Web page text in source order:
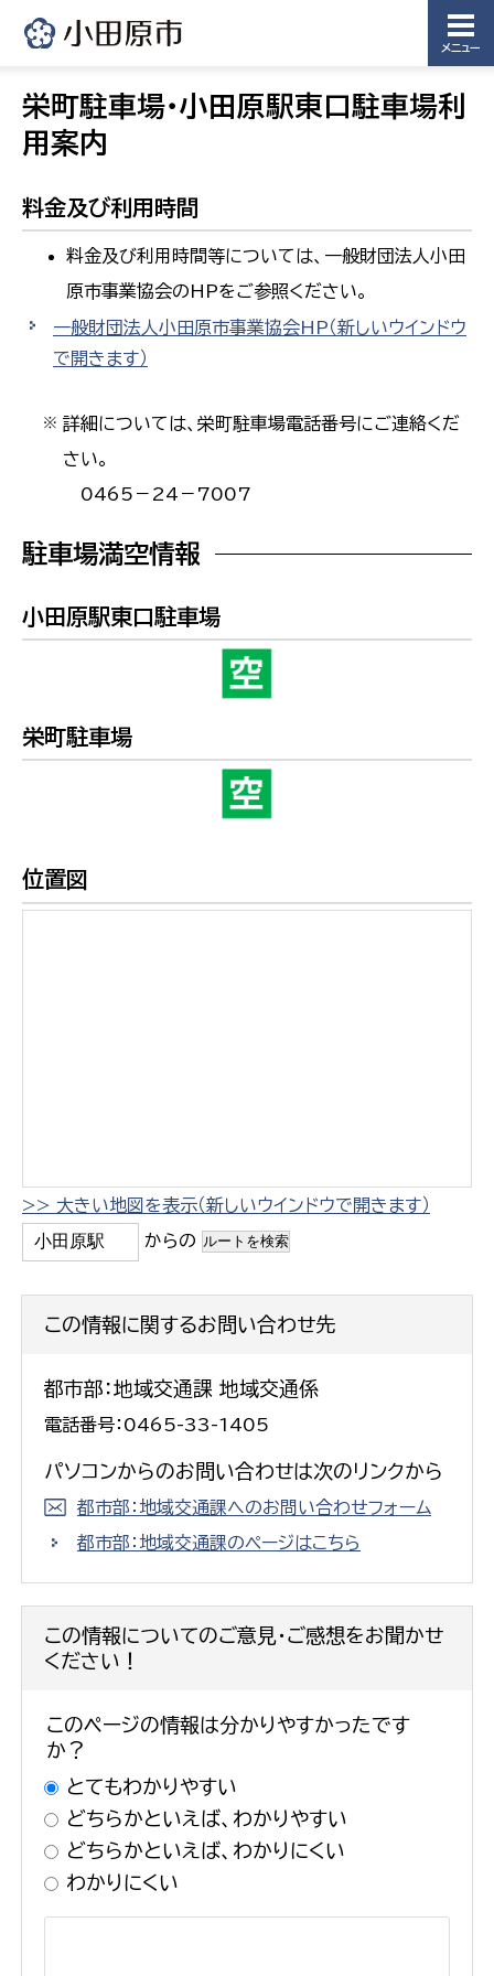
メニュー
栄町駐車場・小田原駅東口駐車場利
用案内
料金及び利用時間
料金及び利用時間等については、一般財団法人小田
原市事業協会のHPをご参照ください。
一般財団法人小田原市事業協会HP（新しいウインドウ
で開きます）
※ 詳細については、栄町駐車場電話番号にご連絡くだ
さい。
0465－24－7007
駐車場満空情報
小田原駅東口駐車場
栄町駐車場
位置図
>> 大きい地図を表示（新しいウインドウで開きます）
からの
この情報に関するお問い合わせ先
都市部：地域交通課 地域交通係
電話番号：0465-33-1405
パソコンからのお問い合わせは次のリンクから
都市部：地域交通課へのお問い合わせフォーム
都市部：地域交通課のページはこちら
この情報についてのご意見・ご感想をお聞かせ
ください！
このページの情報は分かりやすかったです
か？
とてもわかりやすい
どちらかといえば、わかりやすい
どちらかといえば、わかりにくい
わかりにくい